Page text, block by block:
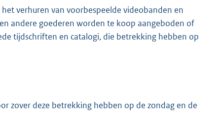
verhuren van voorbespeelde videobanden en
andere goederen worden te koop aangeboden of
tijdschriften en catalogi, die betrekking hebben op
zover deze betrekking hebben op de zondag en de